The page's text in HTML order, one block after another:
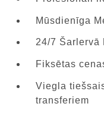
Mūsdienīga
24/7 Šarlervā
Fiksētas
Viegla
transferiem